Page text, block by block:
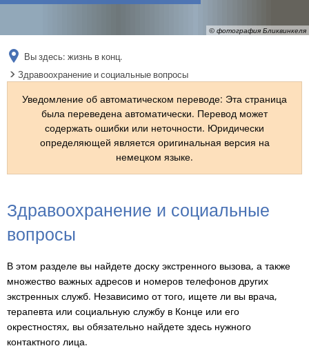
© фотография Бликвинкеля
Вы здесь: жизнь в конц.
Здравоохранение и социальные вопросы
Уведомление об автоматическом переводе: Эта страница
была переведена автоматически. Перевод может
содержать ошибки или неточности. Юридически
определяющей является оригинальная версия на
немецком языке.
Здравоохранение
и
социальные
вопросы
Здравоохранение и социальные
вопросы
В этом разделе вы найдете доску экстренного вызова, а также
множество важных адресов и номеров телефонов других
экстренных служб. Независимо от того, ищете ли вы врача,
терапевта или социальную службу в Конце или его
окрестностях, вы обязательно найдете здесь нужного
контактного лица.